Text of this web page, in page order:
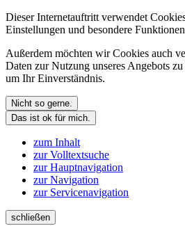
Dieser Internetauftritt verwendet
Einstellungen und besondere
Außerdem möchten wir Cookies auch
Daten zur Nutzung unseres Angebots
um Ihr Einverständnis.
Nicht so gerne.
Das ist ok für mich.
zum Inhalt
zur Volltextsuche
zur Hauptnavigation
zur Navigation
zur Servicenavigation
schließen